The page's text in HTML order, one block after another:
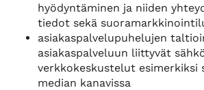
hyödyntäminen ja niiden
tiedot sekä
asiakaspalvelupuhelujen
asiakaspalveluun liittyvät
verkkokeskustelut esimerkiksi
median kanavissa